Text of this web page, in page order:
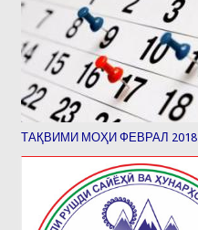
ТАҚВИМИ МОҲИ ФЕВРАЛ 2018